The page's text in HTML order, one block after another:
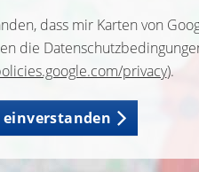
dass mir Karten von
die
privacy).
einverstanden